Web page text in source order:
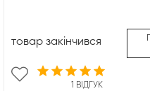
1 ВІДГУК
товар закінчився